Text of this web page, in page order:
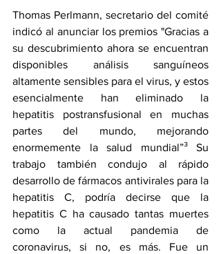
Thomas Perlmann, secretario del comité
indicó al anunciar los premios "Gracias a
su descubrimiento ahora se encuentran
disponibles análisis sanguíneos
altamente sensibles para el virus, y estos
esencialmente han eliminado la
hepatitis postransfusional en muchas
partes del mundo, mejorando
enormemente la salud mundial”³ Su
trabajo también condujo al rápido
desarrollo de fármacos antivirales para la
hepatitis C, podría decirse que la
hepatitis C ha causado tantas muertes
como la actual pandemia de
coronavirus, si no, es más. Fue un